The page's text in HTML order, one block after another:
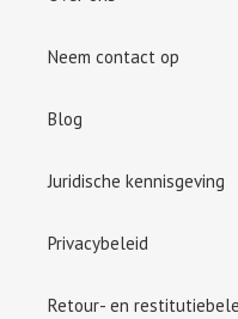
Neem contact op
Blog
Juridische kennisgeving
Privacybeleid
Retour- en